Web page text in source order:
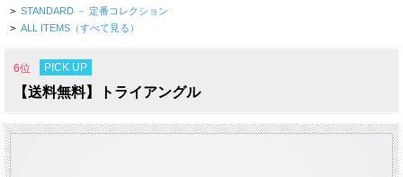
> STANDARD － 定番コレクション
> ALL ITEMS（すべて見る）
6位 PICK UP
【送料無料】トライアングル